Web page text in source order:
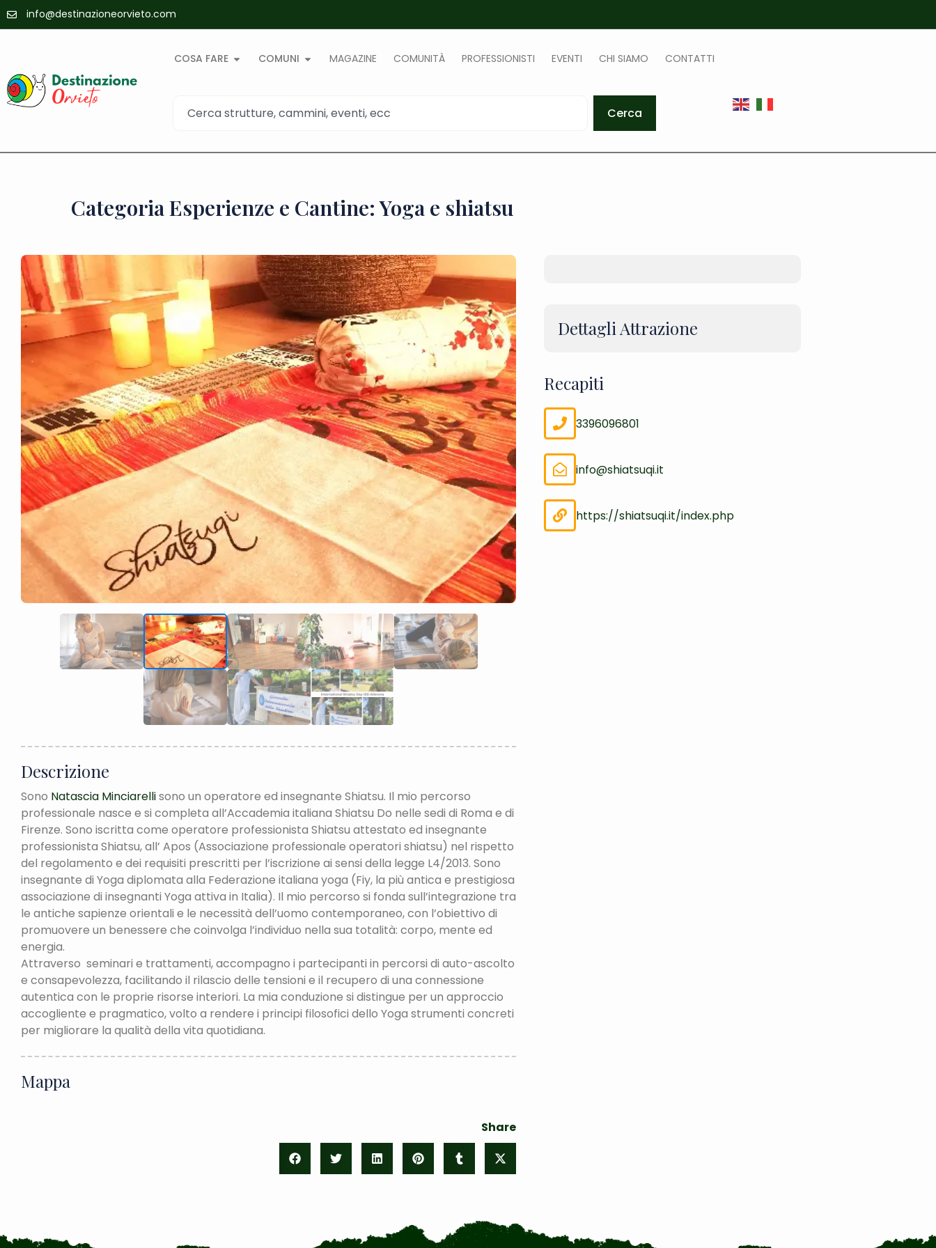
info@destinazioneorvieto.com
COSA FARE COMUNI MAGAZINE COMUNITÀ PROFESSIONISTI EVENTI CHI SIAMO CONTATTI
Cerca
Categoria Esperienze e Cantine: Yoga e shiatsu
Descrizione
Sono Natascia Minciarellisono un operatore ed insegnante Shiatsu. Il mio percorso
professionale nasce e si completa all’Accademia italiana Shiatsu Do nelle sedi di Roma e di
Firenze. Sono iscritta come operatore professionista Shiatsu attestato ed insegnante
professionista Shiatsu, all’ Apos (Associazione professionale operatori shiatsu) nel rispetto
del regolamento e dei requisiti prescritti per l’iscrizione ai sensi della legge L4/2013. Sono
insegnante di Yoga diplomata alla Federazione italiana yoga (Fiy, la più antica e prestigiosa
associazione di insegnanti Yoga attiva in Italia). Il mio percorso si fonda sull’integrazione tra
le antiche sapienze orientali e le necessità dell’uomo contemporaneo, con l’obiettivo di
promuovere un benessere che coinvolga l’individuo nella sua totalità: corpo, mente ed
energia.
​​Attraverso seminari e trattamenti, accompagno i partecipanti in percorsi di auto-ascolto
e consapevolezza, facilitando il rilascio delle tensioni e il recupero di una connessione
autentica con le proprie risorse interiori. La mia conduzione si distingue per un approccio
accogliente e pragmatico, volto a rendere i principi filosofici dello Yoga strumenti concreti
per migliorare la qualità della vita quotidiana.
Mappa
Share
Dettagli Attrazione
Recapiti
3396096801
info@shiatsuqi.it
https://shiatsuqi.it/index.php